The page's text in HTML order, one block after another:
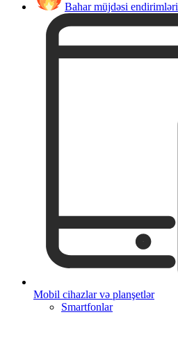
Bahar müjdəsi endirimləri
Mobil cihazlar və planşetlər
Smartfonlar